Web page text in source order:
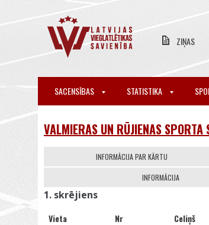
ZIŅAS
SACENSĪBAS STATISTIKA
VALMIERAS UN RŪJIENAS
INFORMĀCIJA PAR KĀRTU
INFORMĀCIJA
1. skrējiens
Vieta Nr Celiņš